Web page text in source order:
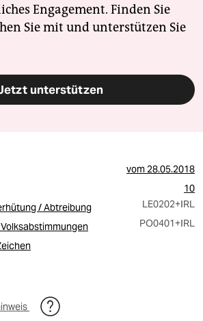
Engagement. Finden Sie
Sie mit und unterstützen Sie
unterstützen
vom28.05.2018
10
/ Abtreibung
LE0202+IRL
PO0401+IRL